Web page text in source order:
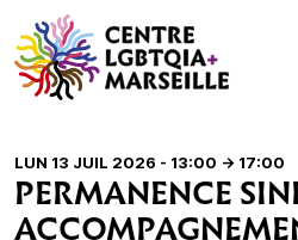
LUN 13 JUIL 2026 - 13:00 -> 17:00
PERMANENCE